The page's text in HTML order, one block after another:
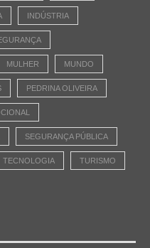
INDÚSTRIA
MULHER MUNDO
PEDRINA OLIVEIRA
SEGURANÇA PÚBLICA
TECNOLOGIA TURISMO